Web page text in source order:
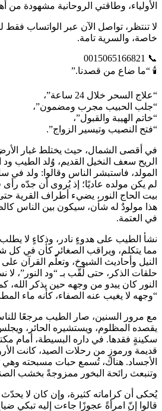
الأولياء، وطاقتي الروحانية مشهودة من
لا تنتظر، تواصل الآن عبر الواتساب
خاصة، والسرية تامة.
📞 0015065166821
🕯️ “ما ضاع من قصدنا.”
“علاج السحر خلال 24 ساعة”،
“جلب الحبيب مجرب ومضمون”،
“خاتم الهيبة والقبول”،
“فتح النصيب وتيسير الزواج”.
في أقصى الشمال، حيث يختلط غبار
الريح سعف النخيل القديم، وُلد الطيب ود
المولد، فاستبشر الناس وقالوا: ولد في
لم يكن مولده عاديًا؛ إذ يُروى أن جدّه
بيت الحاج النور، يضيء أطراف القرية
هذا مولودٌ له شأن، سيكون بين الناس
في العتمة.
نشأ الطيب على هدوءٍ نادر، وذكاءٍ لا
مما يتكلم، ويراقب الصغائر كأن في
النيل وأحاديث الشيوخ، وتعلّم القرآن على
حلقات الذكر، حتى لُقّب بـ “ود النور”، لا
النور كان يبدو من وجهه حين يذكر الله،
“وجهه لا يغيب عنه الصفاء، كأنه ماء
مع مرور السنين، صار الطيب مرجعًا
يقصده المظلوم، ويستشيره الحائر،
سكينةٍ فقدها. في داره البسيطة، أمام
قديمة ورموزٍ من رحلات الصيد، كانت
الأجساد. هناك، تُسمع حبات مسبحته
وتنبعث رائحة البخور ممزوجةً بخشب
يُحكى أن كراماته كثيرة، وإن كان لا يحدّث
قالوا إنّ امرأةً عجوزًا جاءت إليه تبكي